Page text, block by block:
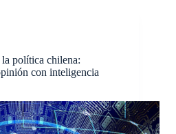
política chilena:
con inteligencia